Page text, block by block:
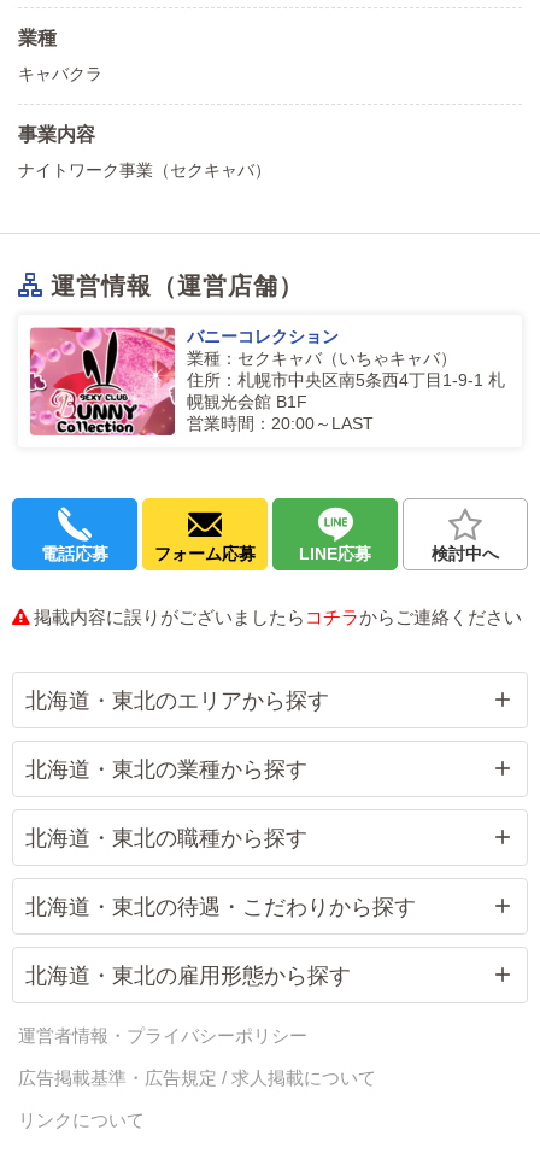
業種
キャバクラ
事業内容
ナイトワーク事業（セクキャバ）
運営情報（運営店舗）
バニーコレクション
業種：セクキャバ（いちゃキャバ）
住所：札幌市中央区南5条西4丁目1-9-1 札
幌観光会館 B1F
営業時間：20:00～LAST
電話応募 フォーム応募 LINE応募 検討中へ
掲載内容に誤りがございましたら コチラからご連絡ください
北海道・東北のエリアから探す
北海道・東北の業種から探す
北海道・東北の職種から探す
北海道・東北の待遇・こだわりから探す
北海道・東北の雇用形態から探す
運営者情報・プライバシーポリシー
広告掲載基準・広告規定 / 求人掲載について
リンクについて